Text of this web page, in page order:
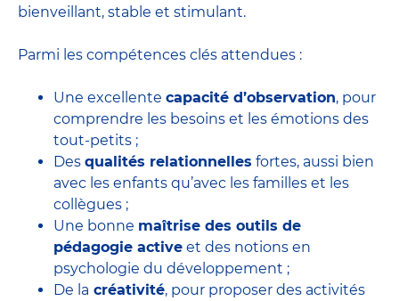
bienveillant, stable et stimulant.
Parmi les compétences clés attendues :
Une excellente capacité d’observation, pour
comprendre les besoins et les émotions des
tout-petits ;
Des qualités relationnelles fortes, aussi bien
avec les enfants qu’avec les familles et les
collègues ;
Une bonne maîtrise des outils de
pédagogie active et des notions en
psychologie du développement ;
De la créativité, pour proposer des activités